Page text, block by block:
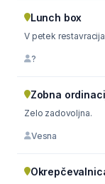
Lunch box
V petek
?
Zobna
Zelo zadovoljna.
Vesna